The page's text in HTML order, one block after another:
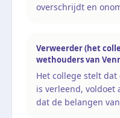
overschrijdt en
Verweerder (het
wethouders van
Het college stelt
is verleend, voldoet
dat de belangen